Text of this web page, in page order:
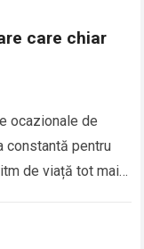
care chiar
ocazionale de
constantă pentru
de viață tot mai